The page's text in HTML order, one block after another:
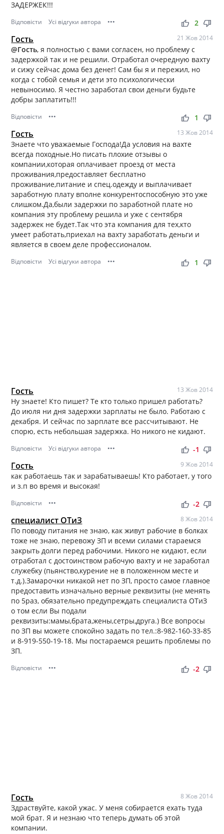
ЗАДЕРЖЕК!!!
Відповісти Усі відгуки автора ••• thumb_up thumb_down
2
Гость 21 Жов 2014
@Гость, я полностью с вами согласен, но проблему с
задержкой так и не решили. Отработал очередную вахту
и сижу сейчас дома без денег! Сам бы я и пережил, но
когда с тобой семья и дети это психологически
невыносимо. Я честно заработал свои деньги будьте
добры заплатить!!!
Відповісти ••• thumb_up thumb_down
1
Гость 13 Жов 2014
Знаете что уважаемые Господа!Да условия на вахте
всегда походные.Но писать плохие отзывы о
компании,которая оплачивает проезд от места
проживания,предоставляет бесплатно
проживание,питание и спец.одежду и выплачивает
заработную плату вполне конкурентоспособную это уже
слишком.Да,были задержки по заработной плате но
компания эту проблему решила и уже с сентября
задержек не будет.Так что эта компания для тех,кто
умеет работать,приехал на вахту заработать деньги и
является в своем деле профессионалом.
Відповісти Усі відгуки автора ••• thumb_up thumb_down
1
Гость 13 Жов 2014
Ну знаете! Кто пишет? Те кто только пришел работать?
До июля ни дня задержки зарплаты не было. Работаю с
декабря. И сейчас по зарплате все рассчитывают. Не
спорю, есть небольшая задержка. Но никого не кидают.
Відповісти Усі відгуки автора ••• thumb_up thumb_down
-1
Гость 9 Жов 2014
как работаешь так и зарабатываешь! Кто работает, у того
и з.п во время и высокая!
Відповісти ••• thumb_up thumb_down
-2
специалист ОТиЗ 8 Жов 2014
По поводу питания не знаю, как живут рабочие в болках
тоже не знаю, перевожу ЗП и всеми силами стараемся
закрыть долги перед рабочими. Никого не кидают, если
отработал с достоинством рабочую вахту и не заработал
служебку (пьянство,курение не в положенном месте и
т.д.).Замарочки никакой нет по ЗП, просто самое главное
предоставить изначально верные реквизиты (не менять
по 5раз, обязательно предупреждать специалиста ОТиЗ
о том если Вы подали
реквизиты:мамы,брата,жены,сетры,друга.) Все вопросы
по ЗП вы можете спокойно задать по тел.:8-982-160-33-85
и 8-919-550-19-18. Мы постараемся решить проблемы по
ЗП.
Відповісти ••• thumb_up thumb_down
-2
Гость 8 Жов 2014
Здраствуйте, какой ужас. У меня собирается ехать туда
мой брат. Я и незнаю что теперь думать об этой
компании.